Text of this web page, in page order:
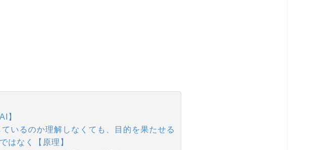
】
いるのか理解しなくても、目的を果たせる
はなく【原理】